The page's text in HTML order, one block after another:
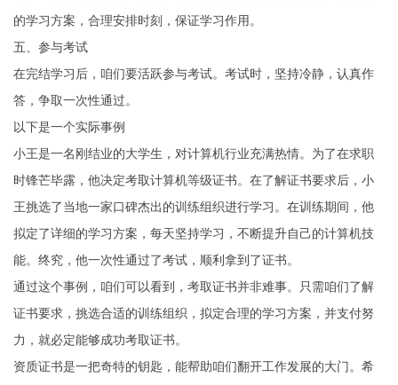
的学习方案，合理安排时刻，保证学习作用。
五、参与考试
在完结学习后，咱们要活跃参与考试。考试时，坚持冷静，认真作
答，争取一次性通过。
以下是一个实际事例
小王是一名刚结业的大学生，对计算机行业充满热情。为了在求职
时锋芒毕露，他决定考取计算机等级证书。在了解证书要求后，小
王挑选了当地一家口碑杰出的训练组织进行学习。在训练期间，他
拟定了详细的学习方案，每天坚持学习，不断提升自己的计算机技
能。终究，他一次性通过了考试，顺利拿到了证书。
通过这个事例，咱们可以看到，考取证书并非难事。只需咱们了解
证书要求，挑选合适的训练组织，拟定合理的学习方案，并支付努
力，就必定能够成功考取证书。
资质证书是一把奇特的钥匙，能帮助咱们翻开工作发展的大门。希